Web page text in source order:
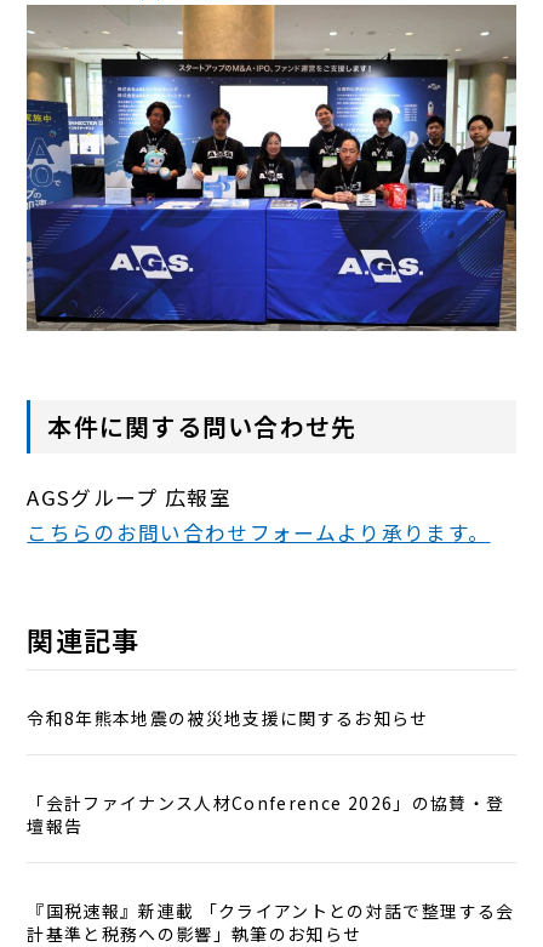
本件に関する問い合わせ先
AGSグループ 広報室
こちらのお問い合わせフォームより承ります。
関連記事
令和8年熊本地震の被災地支援に関するお知らせ
「会計ファイナンス人材Conference 2026」の協賛・登
壇報告
『国税速報』新連載 「クライアントとの対話で整理する会
計基準と税務への影響」執筆のお知らせ